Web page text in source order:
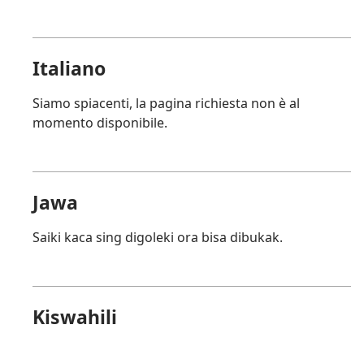
Italiano
Siamo spiacenti, la pagina richiesta non è al
momento disponibile.
Jawa
Saiki kaca sing digoleki ora bisa dibukak.
Kiswahili